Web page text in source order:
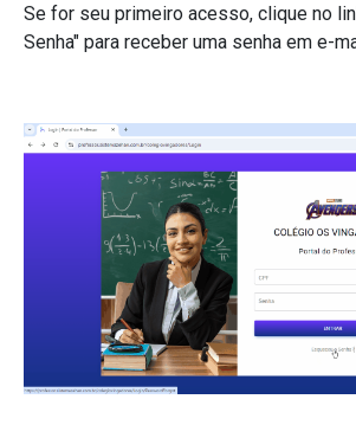
Se for seu primeiro acesso, clique no
Senha" para receber uma senha em e-